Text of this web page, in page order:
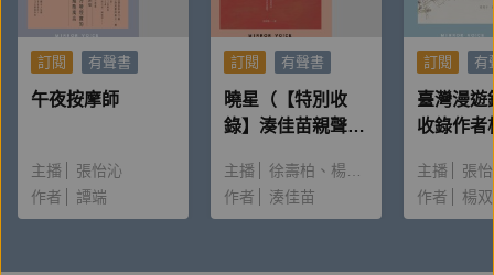
訂閱 有聲書
午夜按摩師
主播
張怡沁
作者
譚端
訂閱 有聲書
曉星（【特別收
錄】湊佳苗親聲朗
主播 徐壽柏
楊雅淳
作者
湊佳苗
訂閱 有
臺灣漫遊
收錄作者
主播
張
作者
楊